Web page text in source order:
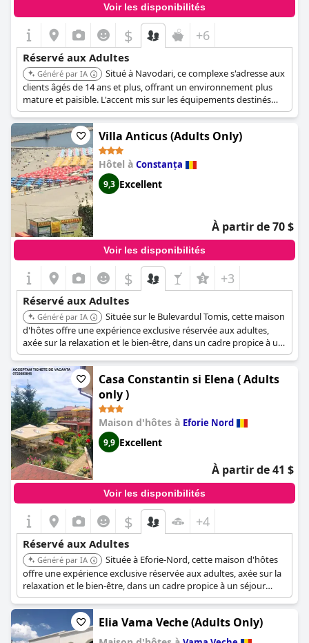
Voir les disponibilités
$ +6
Réservé aux Adultes
Généré par IA
Situé à Navodari, ce complexe s'adresse aux
clients âgés de 14 ans et plus, offrant un environnement plus
mature et paisible. L'accent mis sur les équipements destinés
aux adultes garantit un séjour relaxant et agréable.
Villa Anticus (Adults Only)
Hôtel à Constanța
9,3 Excellent
À partir de 70 $
Voir les disponibilités
$ +3
Réservé aux Adultes
Généré par IA
Située sur le Bulevardul Tomis, cette maison
d'hôtes offre une expérience exclusive réservée aux adultes,
axée sur la relaxation et le bien-être, dans un cadre propice à un
séjour tranquille. Son emplacement offre un accès à la ville,
augmentant son attrait pour les voyageurs adultes recherchant
à la fois loisirs et commodité.Casa Constantin si Elena ( Adults
only )
Maison d'hôtes à Eforie Nord
9,9 Excellent
À partir de 41 $
Voir les disponibilités
$ +4
Réservé aux Adultes
Généré par IA
Située à Eforie-Nord, cette maison d'hôtes
offre une expérience exclusive réservée aux adultes, axée sur la
relaxation et le bien-être, dans un cadre propice à un séjour
tranquille. Sa situation offre un accès à la ville, renforçant son
attrait pour les voyageurs adultes recherchant à la fois loisirs et
commodité.
Elia Vama Veche (Adults Only)